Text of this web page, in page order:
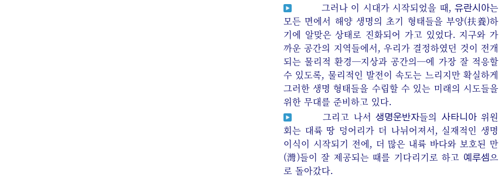
그러나 이 시대가 시작되었을 때, 유란시아는
모든 면에서 해양 생명의 초기 형태들을 부양(扶養)하
기에 알맞은 상태로 진화되어 가고 있었다. 지구와 가
까운 공간의 지역들에서, 우리가 결정하였던 것이 전개
되는 물리적 환경─지상과 공간의─에 가장 잘 적응할
수 있도록, 물리적인 발전이 속도는 느리지만 확실하게
그러한 생명 형태들을 수립할 수 있는 미래의 시도들을
위한 무대를 준비하고 있다.
그리고 나서생명운반자들의 사타니아위원
회는 대륙 땅 덩어리가 더 나뉘어져서, 실재적인 생명
이식이 시작되기 전에, 더 많은 내륙 바다와 보호된 만
(灣)들이 잘 제공되는 때를 기다리기로 하고 예루셈으
로 돌아갔다.